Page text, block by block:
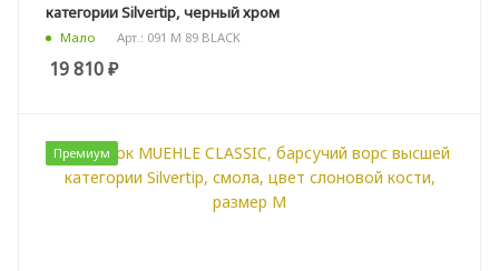
категории Silvertip, черный хром
Мало Арт.: 091 M 89 BLACK
19 810₽
Премиум